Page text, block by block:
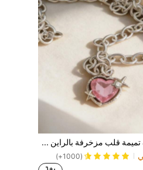
قلادة تميمة قلب مزخرفة بالراين كادو عيد الأم، يوم الأم
(1000+)